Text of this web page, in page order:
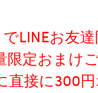
LINEお友
限定おまけ
直接に300